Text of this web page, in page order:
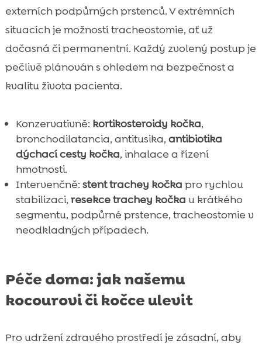
externích podpůrných prstenců. V extrémních
situacích je možností tracheostomie, ať už
dočasná či permanentní. Každý zvolený postup je
pečlivě plánován s ohledem na bezpečnost a
kvalitu života pacienta.
Konzervativně: kortikosteroidy kočka,
bronchodilatancia, antitusika, antibiotika
dýchací cesty kočka, inhalace a řízení
hmotnosti.
Intervenčně: stent trachey kočka pro rychlou
stabilizaci, resekce trachey kočka u krátkého
segmentu, podpůrné prstence, tracheostomie v
neodkladných případech.
Péče doma: jak našemu
kocourovi či kočce ulevit
Pro udržení zdravého prostředí je zásadní, aby